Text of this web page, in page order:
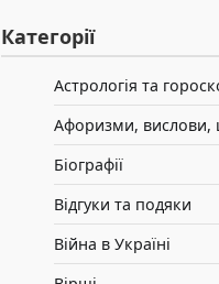
Категорії
Астрологія та
Афоризми, вислови,
Біографії
Відгуки та подяки
Війна в Україні